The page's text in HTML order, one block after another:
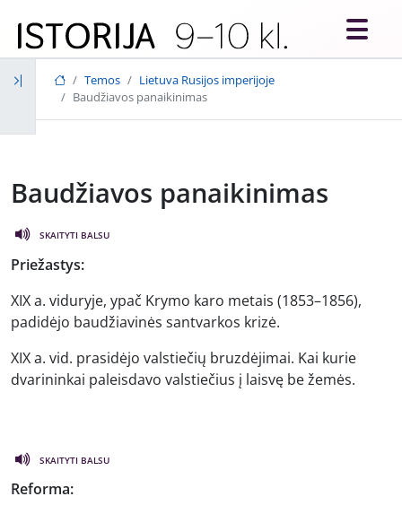
Temos
Lietuva Rusijos imperijoje
Baudžiavos panaikinimas
Baudžiavos panaikinimas
SKAITYTI BALSU
Priežastys:
XIX a. viduryje, ypač Krymo karo metais (1853–1856),
padidėjo baudžiavinės santvarkos krizė.
XIX a. vid. prasidėjo valstiečių bruzdėjimai. Kai kurie
dvarininkai paleisdavo valstiečius į laisvę be žemės.
SKAITYTI BALSU
Reforma: